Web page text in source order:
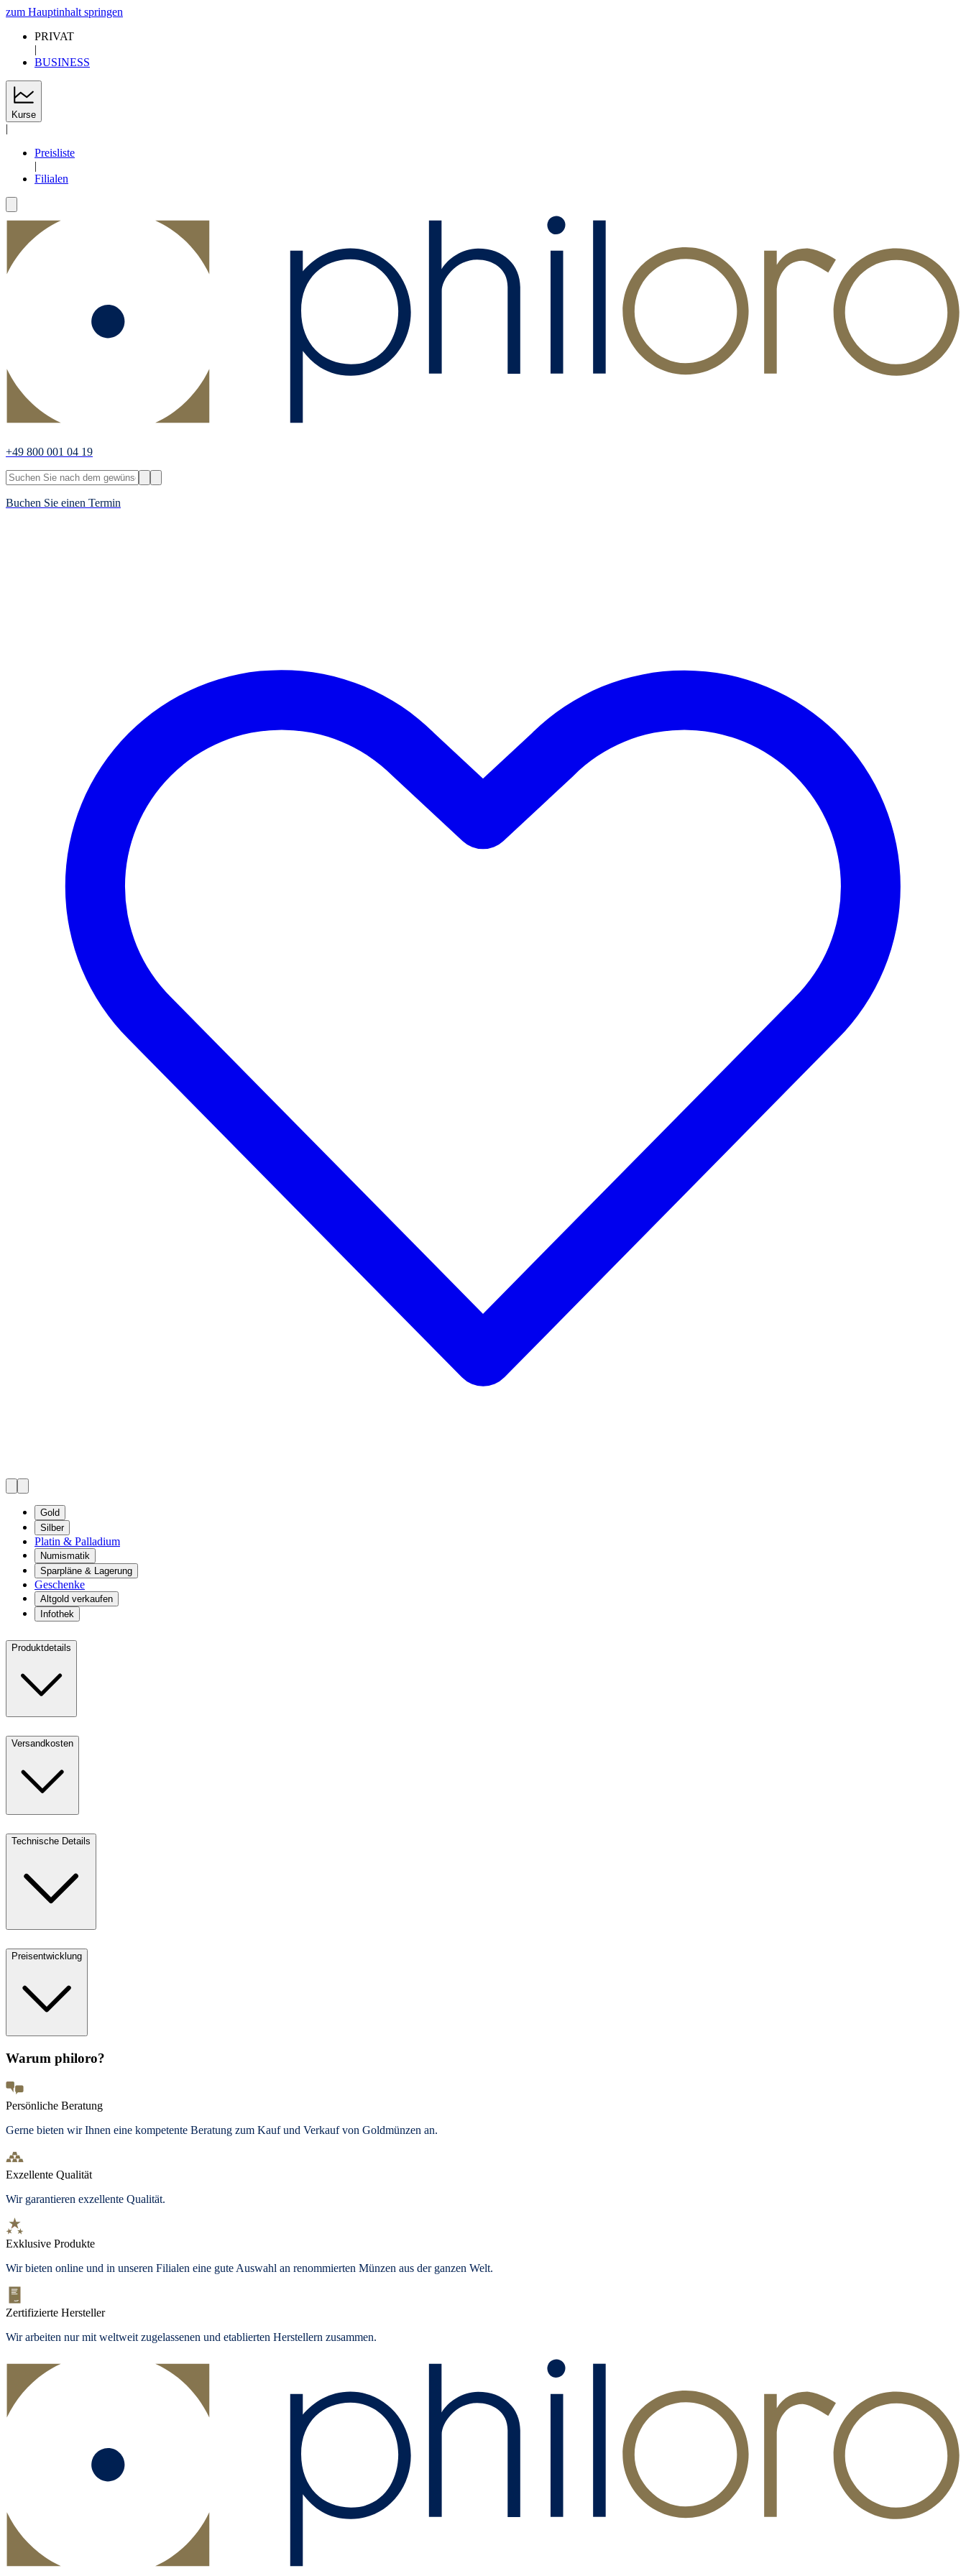
zum Hauptinhalt springen
PRIVAT
|
BUSINESS
Kurse
|
Preisliste
|
Filialen
+49 800 001 04 19
Buchen Sie einen Termin
Gold
Silber
Platin & Palladium
Numismatik
Sparpläne & Lagerung
Geschenke
Altgold verkaufen
Infothek
Produktdetails
Versandkosten
Technische Details
Preisentwicklung
Warum philoro?
Persönliche Beratung
Gerne bieten wir Ihnen eine kompetente Beratung zum Kauf und Verkauf von Goldmünzen an.
Exzellente Qualität
Wir garantieren exzellente Qualität.
Exklusive Produkte
Wir bieten online und in unseren Filialen eine gute Auswahl an renommierten Münzen aus der ganzen Welt.
Zertifizierte Hersteller
Wir arbeiten nur mit weltweit zugelassenen und etablierten Herstellern zusammen.